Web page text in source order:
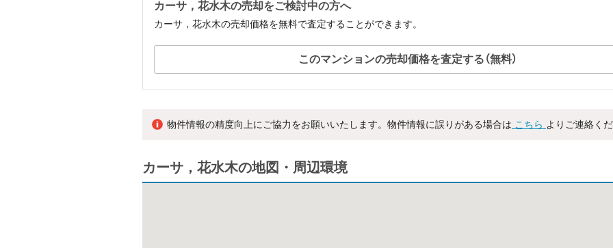
カーサ，花水木の売却をご検討中の方へ
カーサ，花水木の売却価格を無料で査定することができます。
このマンションの売却価格を査定する（無料）
物件情報の精度向上にご協力をお願いいたします。物件情報に誤りがある場合は こちら よりご連絡く
カーサ，花水木の地図・周辺環境